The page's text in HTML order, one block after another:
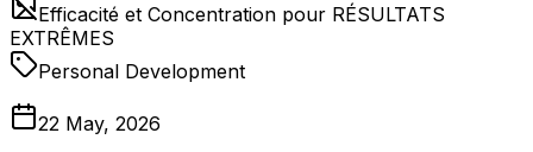
Efficacité et Concentration pour RÉSULTATS
EXTRÊMES
Personal Development
22 May, 2026